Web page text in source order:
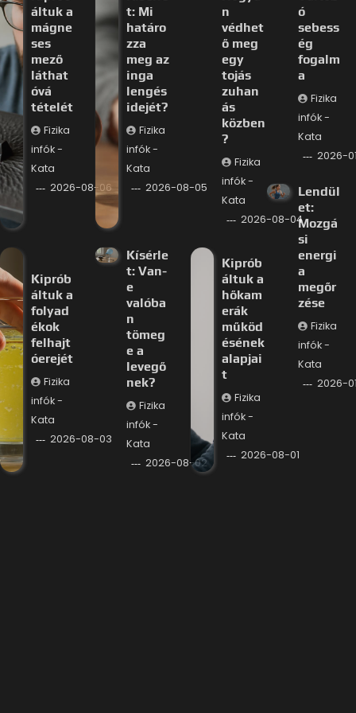
áltuk a
mágne
ses
mező
láthat
óvá
tételét
Fizika
infók -
Kata
2026-08-06
t: Mi
határo
zza
meg az
inga
lengés
idejét?
Fizika
infók -
Kata
2026-08-05
n
védhet
ő meg
egy
tojás
zuhan
ás
közben
?
Fizika
infók -
Kata
2026-08-04
Kiprób
áltuk a
folyad
ékok
felhajt
óerejét
Fizika
infók -
Kata
2026-08-03
Kísérle
t: Van-
e
valóba
n
tömeg
e a
levegő
nek?
Fizika
infók -
Kata
2026-08-02
Kiprób
áltuk a
hőkam
erák
működ
ésének
alapjai
t
Fizika
infók -
Kata
2026-08-01
ó
sebess
ég
fogalm
a
Fizika
infók -
Kata
2026-
Lendül
et:
Mozgá
si
energi
a
megőr
zése
Fizika
infók -
Kata
2026-